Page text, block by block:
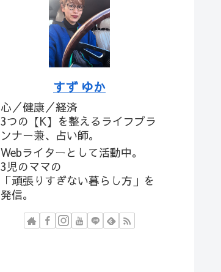
すず ゆか
心／健康／経済
3つの【K】を整えるライフプラ
ンナー兼、占い師。
Webライターとして活動中。
3児のママの
「頑張りすぎない暮らし方」を
発信。